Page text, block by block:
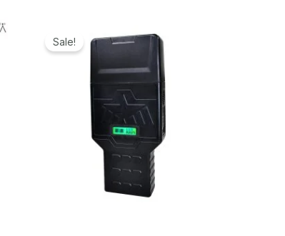
Sale!
719,99€
739,99€